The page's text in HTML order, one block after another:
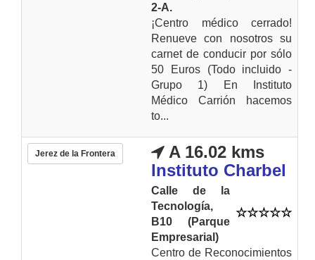
2-A.
¡Centro médico cerrado!
Renueve con nosotros su
carnet de conducir por sólo
50 Euros (Todo incluido -
Grupo 1) En Instituto
Médico Carrión hacemos
to...
Jerez de la Frontera
A 16.02 kms
Instituto Charbel
Calle de la
Tecnología,
B10 (Parque
Empresarial)
Centro de Reconocimientos